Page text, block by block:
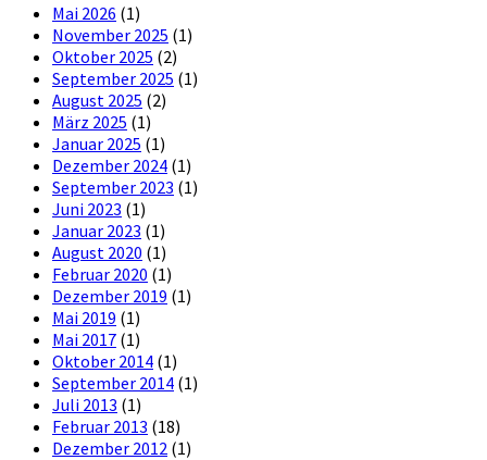
Mai 2026 (1)
November 2025 (1)
Oktober 2025 (2)
September 2025 (1)
August 2025 (2)
März 2025 (1)
Januar 2025 (1)
Dezember 2024 (1)
September 2023 (1)
Juni 2023 (1)
Januar 2023 (1)
August 2020 (1)
Februar 2020 (1)
Dezember 2019 (1)
Mai 2019 (1)
Mai 2017 (1)
Oktober 2014 (1)
September 2014 (1)
Juli 2013 (1)
Februar 2013 (18)
Dezember 2012 (1)